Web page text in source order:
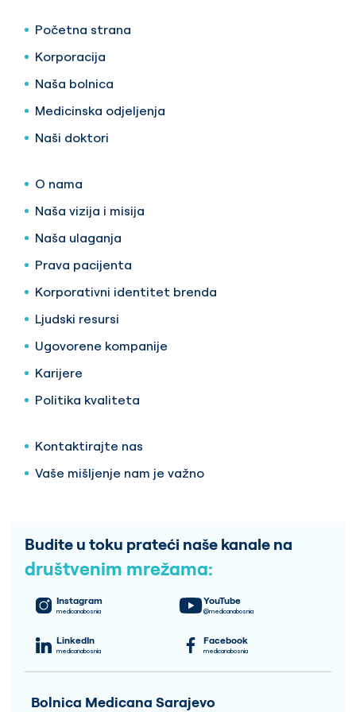
Početna strana
Korporacija
Naša bolnica
Medicinska odjeljenja
Naši doktori
O nama
Naša vizija i misija
Naša ulaganja
Prava pacijenta
Korporativni identitet brenda
Ljudski resursi
Ugovorene kompanije
Karijere
Politika kvaliteta
Kontaktirajte nas
Vaše mišljenje nam je važno
Budite u toku prateći naše kanale na
društvenim mrežama:
Instagram
medicanabosnia
YouTube
@medicanabosnia
LinkedIn
medicanabosnia
Facebook
medicanabosnia
Bolnica Medicana Sarajevo